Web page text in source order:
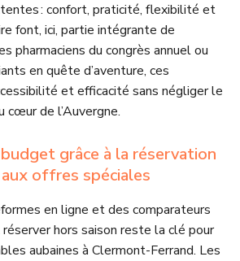
: confort, praticité, flexibilité et
font, ici, partie intégrante de
pharmaciens du congrès annuel ou
en quête d’aventure, ces
et efficacité sans négliger le
cœur de l’Auvergne.
grâce à la réservation
offres spéciales
en ligne et des comparateurs
hors saison reste la clé pour
aubaines à Clermont-Ferrand. Les